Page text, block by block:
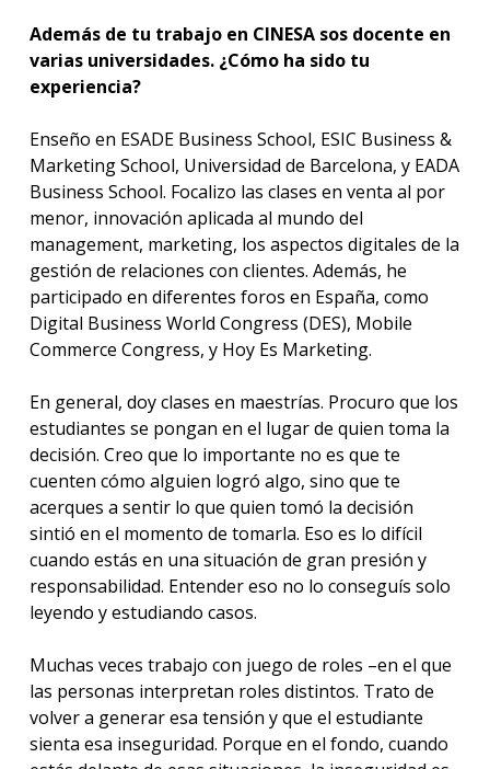
Además de tu trabajo en CINESA sos docente en
varias universidades. ¿Cómo ha sido tu
experiencia?
Enseño en ESADE Business School, ESIC Business &
Marketing School, Universidad de Barcelona, y EADA
Business School. Focalizo las clases en venta al por
menor, innovación aplicada al mundo del
management, marketing, los aspectos digitales de la
gestión de relaciones con clientes. Además, he
participado en diferentes foros en España, como
Digital Business World Congress (DES), Mobile
Commerce Congress, y Hoy Es Marketing.
En general, doy clases en maestrías. Procuro que los
estudiantes se pongan en el lugar de quien toma la
decisión. Creo que lo importante no es que te
cuenten cómo alguien logró algo, sino que te
acerques a sentir lo que quien tomó la decisión
sintió en el momento de tomarla. Eso es lo difícil
cuando estás en una situación de gran presión y
responsabilidad. Entender eso no lo conseguís solo
leyendo y estudiando casos.
Muchas veces trabajo con juego de roles –en el que
las personas interpretan roles distintos. Trato de
volver a generar esa tensión y que el estudiante
sienta esa inseguridad. Porque en el fondo, cuando